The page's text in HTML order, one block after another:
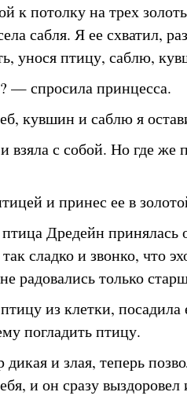
к потолку на трех
сабля. Я ее схватил,
унося птицу, саблю,
— спросила принцесса.
кувшин и саблю я
с собой. Но где же
и принес ее в
Дредейн принялась
сладко и звонко, что
радовались только
из клетки, посадила
погладить птицу.
и злая, теперь
и он сразу